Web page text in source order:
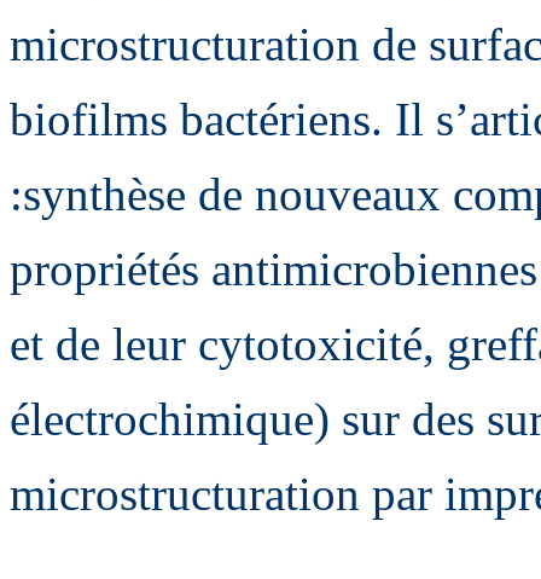
microstructuration de
biofilms bactériens. Il
:synthèse de nouveaux
propriétés
et de leur cytotoxicité,
électrochimique) sur des
microstructuration par